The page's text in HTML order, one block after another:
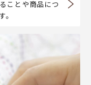
ことや商品につ